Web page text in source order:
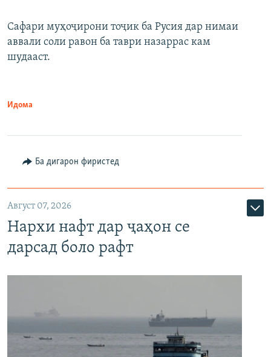
Сафари муҳоҷирони тоҷик ба Русия дар нимаи
аввали соли равон ба таври назаррас кам
шудааст.
Идома
Ба дигарон фиристед
Август 07, 2026
Нархи нафт дар ҷаҳон се
дарсад боло рафт